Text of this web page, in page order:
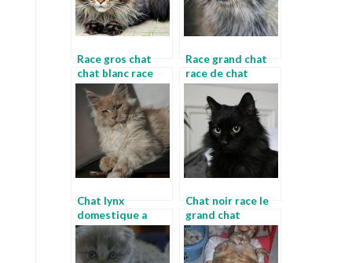
Race gros chat
chat blanc race
Race grand chat
race de chat
maine coon
Chat lynx
domestique a
vendre chat lynx
race
Chat noir race le
grand chat